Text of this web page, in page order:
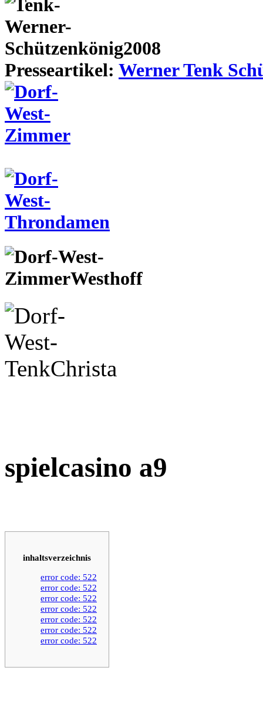
Presseartikel: Werner Tenk
spielcasino a9
inhaltsverzeichnis
error code: 522
error code: 522
error code: 522
error code: 522
error code: 522
error code: 522
error code: 522